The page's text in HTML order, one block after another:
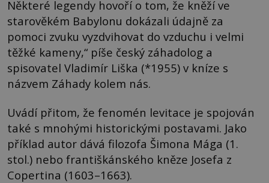
Některé legendy hovoří o tom, že kněží ve
starověkém Babylonu dokázali údajně za
pomoci zvuku vyzdvihovat do vzduchu i velmi
těžké kameny,“ píše český záhadolog a
spisovatel Vladimír Liška (*1955) v kníze s
názvem Záhady kolem nás.
Uvádí přitom, že fenomén levitace je spojován
také s mnohými historickými postavami. Jako
příklad autor dává filozofa Šimona Mága (1.
stol.) nebo františkánského kněze Josefa z
Copertina (1603–1663).